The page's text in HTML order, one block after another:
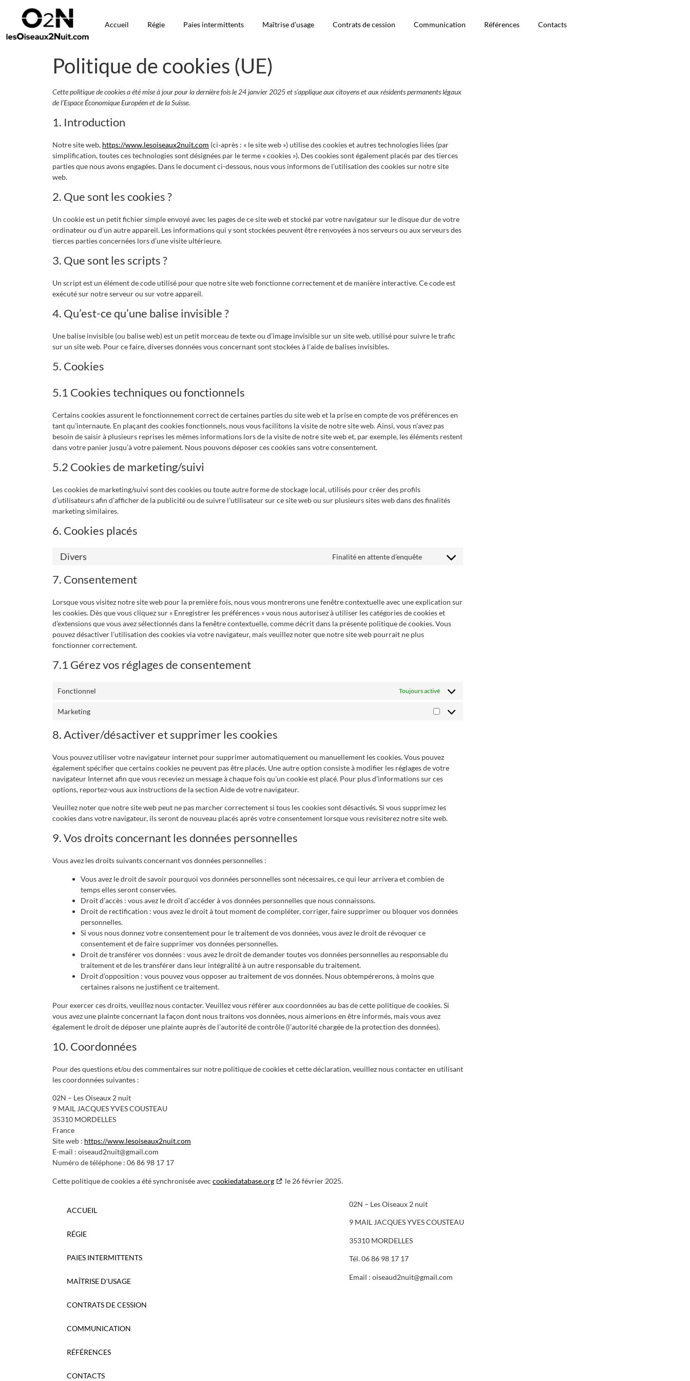
Accueil Régie Paies intermittents Maîtrise d’usage Contrats de cession Communication Références Contacts
Politique de cookies (UE)
Cette politique de cookies a été mise à jour pour la dernière fois le 24 janvier 2025 et s’applique aux citoyens et aux résidents permanents légaux
de l’Espace Économique Européen et de la Suisse.
1. Introduction
Notre site web, https://www.lesoiseaux2nuit.com (ci-après : « le site web ») utilise des cookies et autres technologies liées (par
simplification, toutes ces technologies sont désignées par le terme « cookies »). Des cookies sont également placés par des tierces
parties que nous avons engagées. Dans le document ci-dessous, nous vous informons de l’utilisation des cookies sur notre site
web.
2. Que sont les cookies ?
Un cookie est un petit fichier simple envoyé avec les pages de ce site web et stocké par votre navigateur sur le disque dur de votre
ordinateur ou d’un autre appareil. Les informations qui y sont stockées peuvent être renvoyées à nos serveurs ou aux serveurs des
tierces parties concernées lors d’une visite ultérieure.
3. Que sont les scripts ?
Un script est un élément de code utilisé pour que notre site web fonctionne correctement et de manière interactive. Ce code est
exécuté sur notre serveur ou sur votre appareil.
4. Qu’est-ce qu’une balise invisible ?
Une balise invisible (ou balise web) est un petit morceau de texte ou d’image invisible sur un site web, utilisé pour suivre le trafic
sur un site web. Pour ce faire, diverses données vous concernant sont stockées à l’aide de balises invisibles.
5. Cookies
5.1 Cookies techniques ou fonctionnels
Certains cookies assurent le fonctionnement correct de certaines parties du site web et la prise en compte de vos préférences en
tant qu’internaute. En plaçant des cookies fonctionnels, nous vous facilitons la visite de notre site web. Ainsi, vous n’avez pas
besoin de saisir à plusieurs reprises les mêmes informations lors de la visite de notre site web et, par exemple, les éléments restent
dans votre panier jusqu’à votre paiement. Nous pouvons déposer ces cookies sans votre consentement.
5.2 Cookies de marketing/suivi
Les cookies de marketing/suivi sont des cookies ou toute autre forme de stockage local, utilisés pour créer des profils
d’utilisateurs afin d’afficher de la publicité ou de suivre l’utilisateur sur ce site web ou sur plusieurs sites web dans des finalités
marketing similaires.
6. Cookies placés
Divers Finalité en attente d’enquête
7. Consentement
Lorsque vous visitez notre site web pour la première fois, nous vous montrerons une fenêtre contextuelle avec une explication sur
les cookies. Dès que vous cliquez sur « Enregistrer les préférences » vous nous autorisez à utiliser les catégories de cookies et
d’extensions que vous avez sélectionnés dans la fenêtre contextuelle, comme décrit dans la présente politique de cookies. Vous
pouvez désactiver l’utilisation des cookies via votre navigateur, mais veuillez noter que notre site web pourrait ne plus
fonctionner correctement.
7.1 Gérez vos réglages de consentement
Fonctionnel Toujours activé
Marketing
8. Activer/désactiver et supprimer les cookies
Vous pouvez utiliser votre navigateur internet pour supprimer automatiquement ou manuellement les cookies. Vous pouvez
également spécifier que certains cookies ne peuvent pas être placés. Une autre option consiste à modifier les réglages de votre
navigateur Internet afin que vous receviez un message à chaque fois qu’un cookie est placé. Pour plus d’informations sur ces
options, reportez-vous aux instructions de la section Aide de votre navigateur.
Veuillez noter que notre site web peut ne pas marcher correctement si tous les cookies sont désactivés. Si vous supprimez les
cookies dans votre navigateur, ils seront de nouveau placés après votre consentement lorsque vous revisiterez notre site web.
9. Vos droits concernant les données personnelles
Vous avez les droits suivants concernant vos données personnelles :
Vous avez le droit de savoir pourquoi vos données personnelles sont nécessaires, ce qui leur arrivera et combien de
temps elles seront conservées.
Droit d’accès : vous avez le droit d’accéder à vos données personnelles que nous connaissons.
Droit de rectification : vous avez le droit à tout moment de compléter, corriger, faire supprimer ou bloquer vos données
personnelles.
Si vous nous donnez votre consentement pour le traitement de vos données, vous avez le droit de révoquer ce
consentement et de faire supprimer vos données personnelles.
Droit de transférer vos données : vous avez le droit de demander toutes vos données personnelles au responsable du
traitement et de les transférer dans leur intégralité à un autre responsable du traitement.
Droit d’opposition : vous pouvez vous opposer au traitement de vos données. Nous obtempérerons, à moins que
certaines raisons ne justifient ce traitement.
Pour exercer ces droits, veuillez nous contacter. Veuillez vous référer aux coordonnées au bas de cette politique de cookies. Si
vous avez une plainte concernant la façon dont nous traitons vos données, nous aimerions en être informés, mais vous avez
également le droit de déposer une plainte auprès de l’autorité de contrôle (l’autorité chargée de la protection des données).
10. Coordonnées
Pour des questions et/ou des commentaires sur notre politique de cookies et cette déclaration, veuillez nous contacter en utilisant
les coordonnées suivantes :
02N – Les Oiseaux 2 nuit
9 MAIL JACQUES YVES COUSTEAU
35310 MORDELLES
France
Site web : https://www.lesoiseaux2nuit.com
E-mail : oiseaud2nuit@gmail.com
Numéro de téléphone : 06 86 98 17 17
Cette politique de cookies a été synchronisée avec cookiedatabase.org le 26 février 2025.
ACCUEIL
RÉGIE
PAIES INTERMITTENTS
MAÎTRISE D’USAGE
CONTRATS DE CESSION
COMMUNICATION
RÉFÉRENCES
CONTACTS
02N – Les Oiseaux 2 nuit
9 MAIL JACQUES YVES COUSTEAU
35310 MORDELLES
Tél. 06 86 98 17 17
Email : oiseaud2nuit@gmail.com